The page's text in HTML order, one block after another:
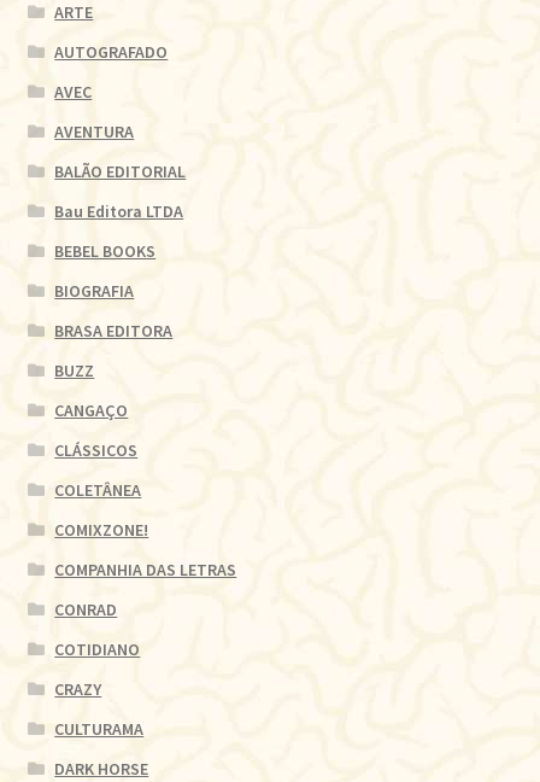
ARTE
AUTOGRAFADO
AVEC
AVENTURA
BALÃO EDITORIAL
Bau Editora LTDA
BEBEL BOOKS
BIOGRAFIA
BRASA EDITORA
BUZZ
CANGAÇO
CLÁSSICOS
COLETÂNEA
COMIXZONE!
COMPANHIA DAS LETRAS
CONRAD
COTIDIANO
CRAZY
CULTURAMA
DARK HORSE